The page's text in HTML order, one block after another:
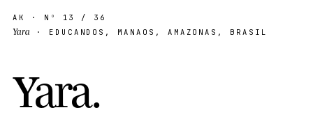
AK · Nº 13 / 36
Yara · EDUCANDOS, MANAOS, AMAZONAS, BRASIL
Yara.